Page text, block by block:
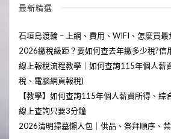
最新精選
石垣島渡輪 – 上網、費用、WIFI、怎麼買最
2026繳稅級距？要如何查去年繳多少稅?信
線上報稅流程教學｜如何查詢115年個人薪
稅、電腦網頁報稅)
【教學】如何查詢115年個人薪資所得、綜
線上查詢只要3分鐘
2026清明掃墓懶人包｜供品、祭拜順序、